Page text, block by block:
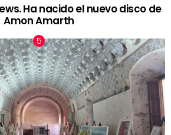
Ha nacido el nuevo disco de
Amon Amarth